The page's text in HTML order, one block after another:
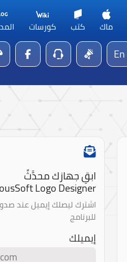
ماك كتب كورسات
En
ابقِ جهازك محدَّثً
Logo Designer !
اشترك ليصلك إيميل عند
للبرنامج
إيميلك